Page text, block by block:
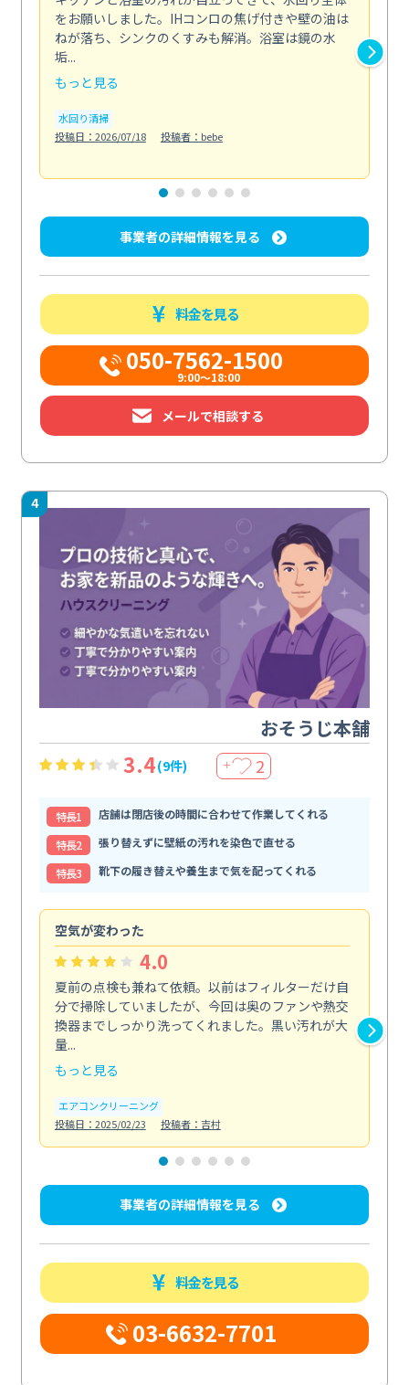
をお願いしました。IHコンロの焦げ付きや壁の油は
ねが落ち、シンクのくすみも解消。浴室は鏡の水
垢...
もっと見る
水回り清掃
投稿日：2026/07/18
投稿者：bebe
事業者の詳細情報を見る
料金を見る
050-7562-1500
9:00～18:00
メールで相談する
4
おそうじ本舗
3.4(9件) ＋ 2
特⻑1
店舗は閉店後の時間に合わせて作業してくれる
特⻑2
張り替えずに壁紙の汚れを染色で直せる
特⻑3
靴下の履き替えや養生まで気を配ってくれる
空気が変わった
4.0
夏前の点検も兼ねて依頼。以前はフィルターだけ自
分で掃除していましたが、今回は奥のファンや熱交
換器までしっかり洗ってくれました。黒い汚れが大
量...
もっと見る
エアコンクリーニング
投稿日：2025/02/23
投稿者：吉村
事業者の詳細情報を見る
料金を見る
03-6632-7701